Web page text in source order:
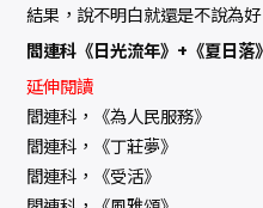
結果，說不明白就還是不說為
閻連科《日光流年》+《夏日落
延伸閱讀
閻連科，《為人民服務》
閻連科，《丁莊夢》
閻連科，《受活》